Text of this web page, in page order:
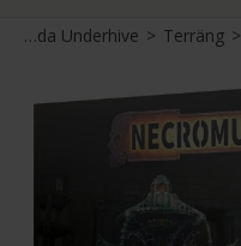
Necromunda Underhive>Terräng>